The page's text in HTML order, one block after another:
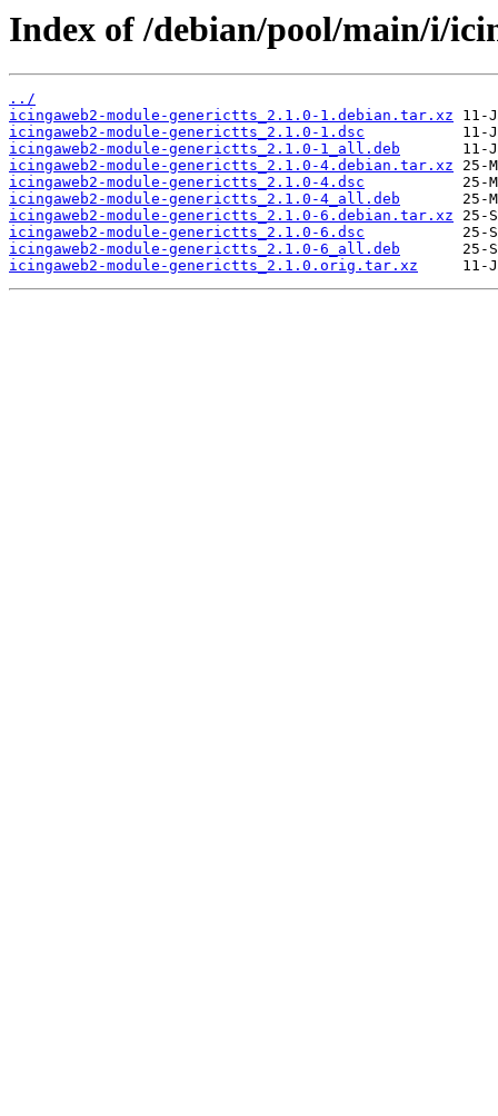
Index of /debian/pool/main/i/
../
icingaweb2-module-generictts_2.1.0-1.debian.tar.xz
icingaweb2-module-generictts_2.1.0-1.dsc
icingaweb2-module-generictts_2.1.0-1_all.deb
icingaweb2-module-generictts_2.1.0-4.debian.tar.xz
icingaweb2-module-generictts_2.1.0-4.dsc
icingaweb2-module-generictts_2.1.0-4_all.deb
icingaweb2-module-generictts_2.1.0-6.debian.tar.xz
icingaweb2-module-generictts_2.1.0-6.dsc
icingaweb2-module-generictts_2.1.0-6_all.deb
icingaweb2-module-generictts_2.1.0.orig.tar.xz